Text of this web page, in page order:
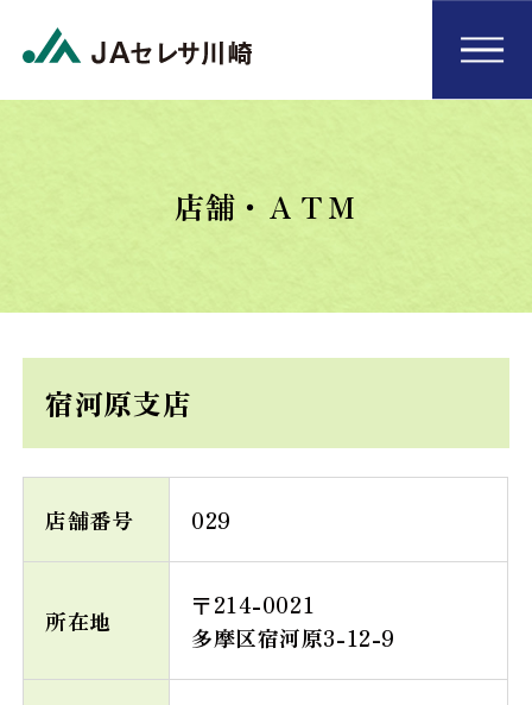
店舗・ＡＴＭ
宿河原支店
店舗番号 029
所在地
〒214-0021
多摩区宿河原3-12-9